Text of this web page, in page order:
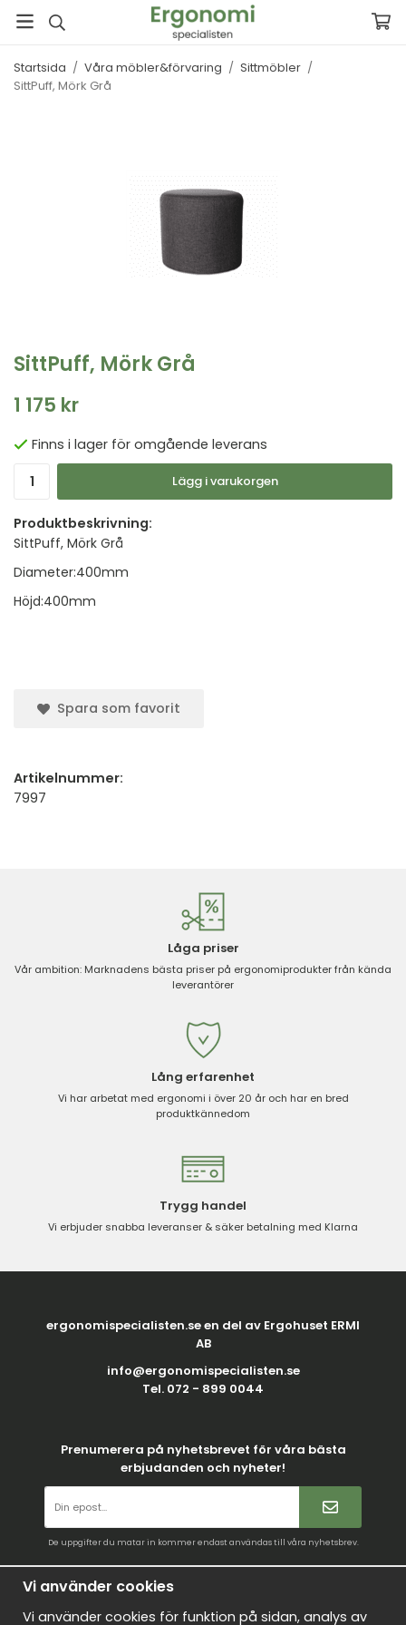
Startsida / Våra möbler&förvaring / Sittmöbler /
SittPuff, Mörk Grå
SittPuff, Mörk Grå
1 175 kr
Finns i lager för omgående leverans
Lägg i varukorgen
Produktbeskrivning:
SittPuff, Mörk Grå
Diameter:400mm
Höjd:400mm
Spara som favorit
Artikelnummer:
7997
Låga priser
Vår ambition: Marknadens bästa priser på ergonomiprodukter från kända
leverantörer
Lång erfarenhet
Vi har arbetat med ergonomi i över 20 år och har en bred
produktkännedom
Trygg handel
Vi erbjuder snabba leveranser & säker betalning med Klarna
ergonomispecialisten.se en del av Ergohuset ERMI
AB
info@ergonomispecialisten.se
Tel. 072 - 899 0044
Prenumerera på nyhetsbrevet för våra bästa
erbjudanden och nyheter!
De uppgifter du matar in kommer endast användas till våra nyhetsbrev.
Vi använder cookies
Vi använder cookies för funktion på sidan, analys av